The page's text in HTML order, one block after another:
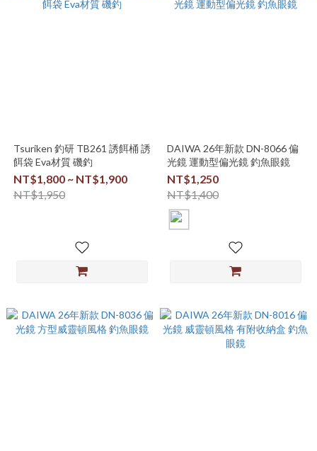
Tsuriken 釣研 TB261 誘餌桶 誘
餌袋 Eva材質 磯釣
NT$1,800 ~ NT$1,900
NT$1,950
DAIWA 26年新款 DN-8066 偏
光鏡 運動型偏光鏡 釣魚眼鏡
NT$1,250
NT$1,400